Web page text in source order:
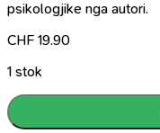
psikologjike nga autori.
CHF 19.90
1 stok